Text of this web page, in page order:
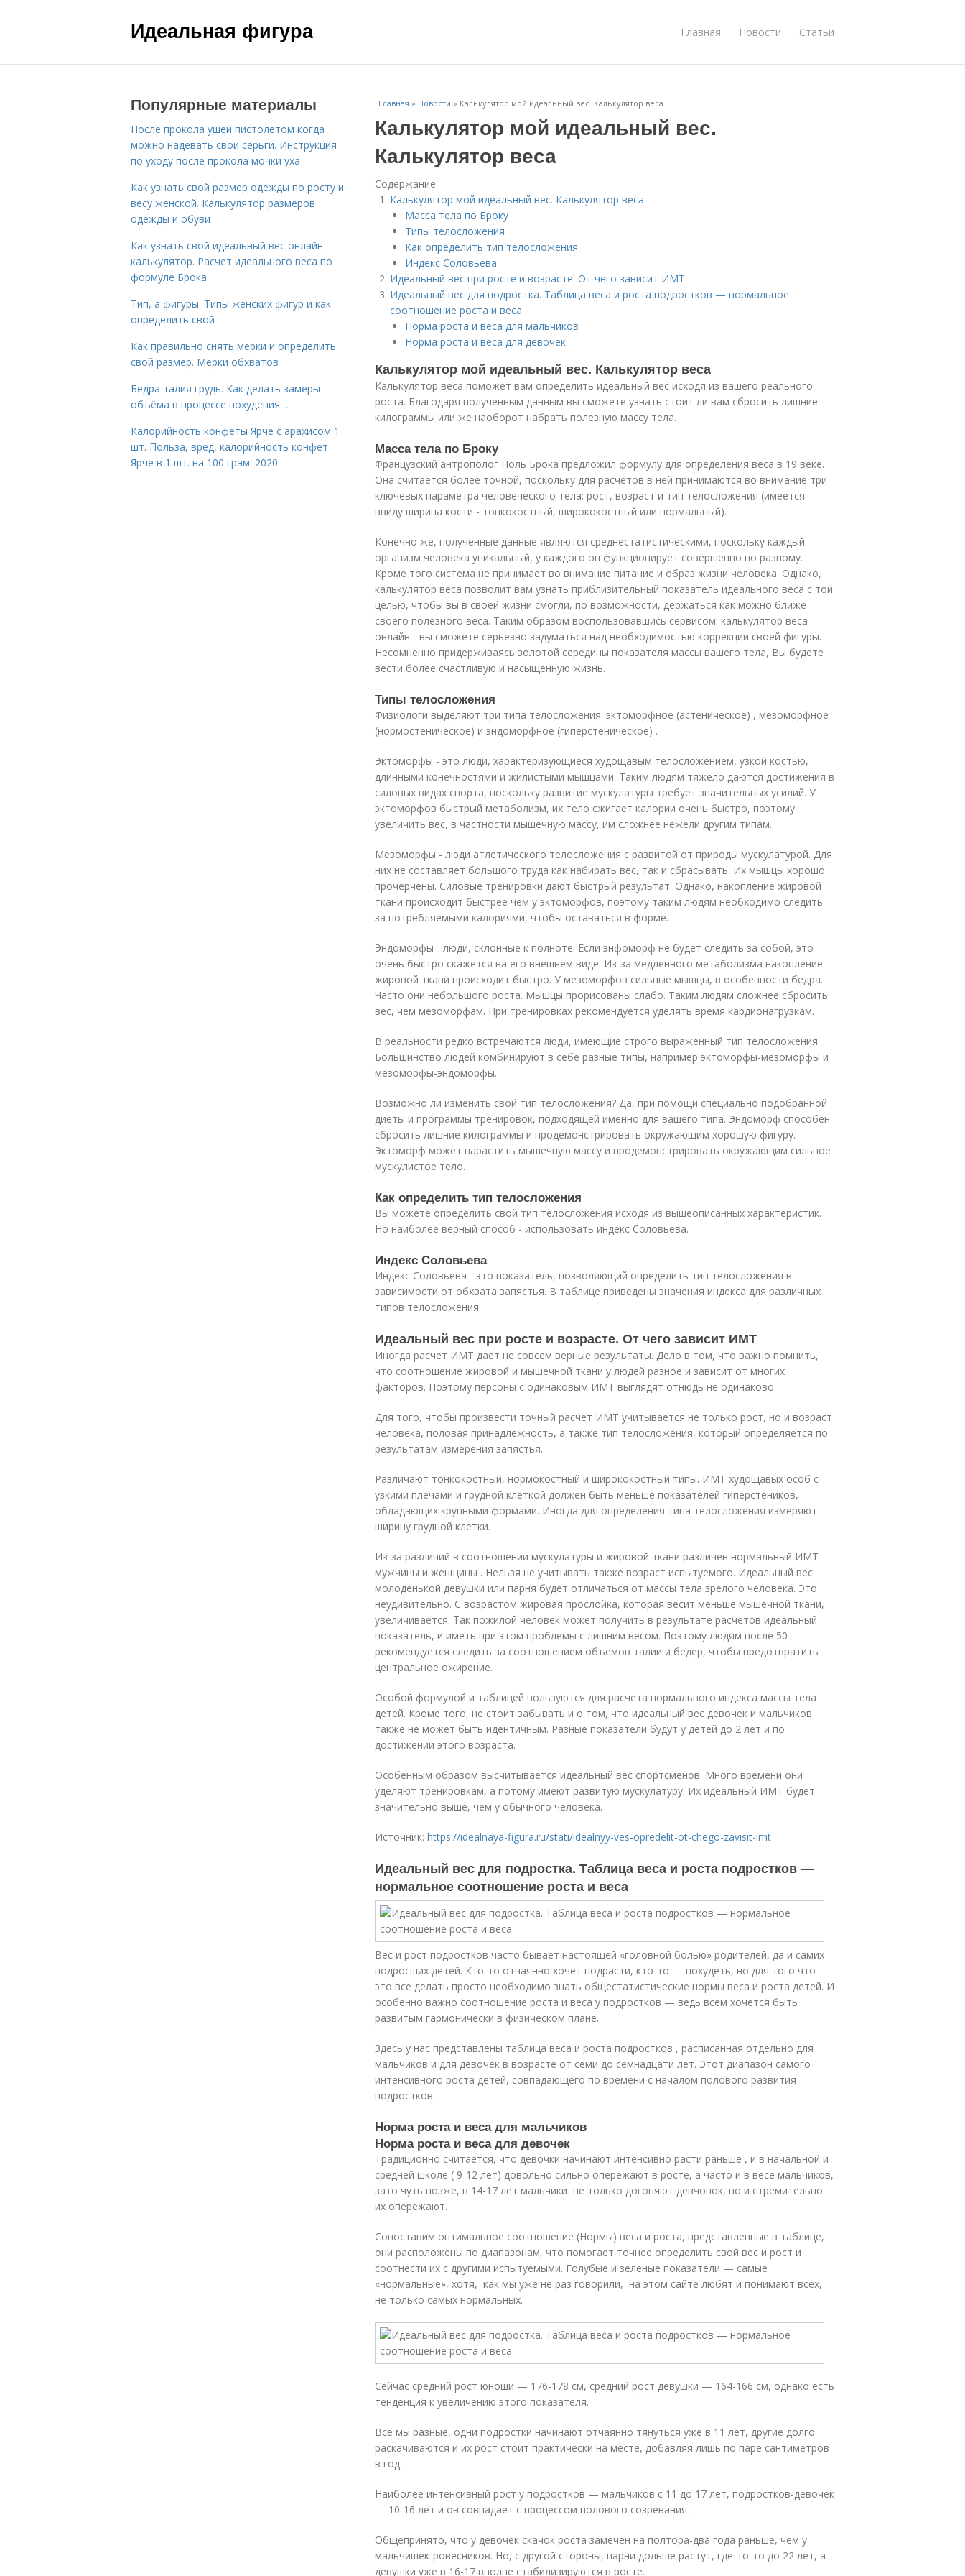
Идеальная фигура Главная Новости Статьи
Главная » Новости » Калькулятор мой идеальный вес. Калькулятор веса
Калькулятор мой идеальный вес.
Калькулятор веса
Содержание
Калькулятор мой идеальный вес. Калькулятор веса
Масса тела по Броку
Типы телосложения
Как определить тип телосложения
Индекс Соловьева
Идеальный вес при росте и возрасте. От чего зависит ИМТ
Идеальный вес для подростка. Таблица веса и роста подростков — нормальное
соотношение роста и веса
Норма роста и веса для мальчиков
Норма роста и веса для девочек
Калькулятор мой идеальный вес. Калькулятор веса
Калькулятор веса поможет вам определить идеальный вес исходя из вашего реального
роста. Благодаря полученным данным вы сможете узнать стоит ли вам сбросить лишние
килограммы или же наоборот набрать полезную массу тела.
Масса тела по Броку
Французский антрополог Поль Брока предложил формулу для определения веса в 19 веке.
Она считается более точной, поскольку для расчетов в ней принимаются во внимание три
ключевых параметра человеческого тела: рост, возраст и тип телосложения (имеется
ввиду ширина кости - тонкокостный, ширококостный или нормальный).
Конечно же, полученные данные являются среднестатистическими, поскольку каждый
организм человека уникальный, у каждого он функционирует совершенно по разному.
Кроме того система не принимает во внимание питание и образ жизни человека. Однако,
калькулятор веса позволит вам узнать приблизительный показатель идеального веса с той
целью, чтобы вы в своей жизни смогли, по возможности, держаться как можно ближе
своего полезного веса. Таким образом воспользовавшись сервисом: калькулятор веса
онлайн - вы сможете серьезно задуматься над необходимостью коррекции своей фигуры.
Несомненно придерживаясь золотой середины показателя массы вашего тела, Вы будете
вести более счастливую и насыщенную жизнь.
Типы телосложения
Физиологи выделяют три типа телосложения: эктоморфное (астеническое) , мезоморфное
(нормостеническое) и эндоморфное (гиперстеническое) .
Эктоморфы - это люди, характеризующиеся худощавым телосложением, узкой костью,
длинными конечностями и жилистыми мышцами. Таким людям тяжело даются достижения в
силовых видах спорта, поскольку развитие мускулатуры требует значительных усилий. У
эктоморфов быстрый метаболизм, их тело сжигает калории очень быстро, поэтому
увеличить вес, в частности мышечную массу, им сложнее нежели другим типам.
Мезоморфы - люди атлетического телосложения с развитой от природы мускулатурой. Для
них не составляет большого труда как набирать вес, так и сбрасывать. Их мышцы хорошо
прочерчены. Силовые тренировки дают быстрый результат. Однако, накопление жировой
ткани происходит быстрее чем у эктоморфов, поэтому таким людям необходимо следить
за потребляемыми калориями, чтобы оставаться в форме.
Эндоморфы - люди, склонные к полноте. Если энфоморф не будет следить за собой, это
очень быстро скажется на его внешнем виде. Из-за медленного метаболизма накопление
жировой ткани происходит быстро. У мезоморфов сильные мышцы, в особенности бедра.
Часто они небольшого роста. Мышцы прорисованы слабо. Таким людям сложнее сбросить
вес, чем мезоморфам. При тренировках рекомендуется уделять время кардионагрузкам.
В реальности редко встречаются люди, имеющие строго выраженный тип телосложения.
Большинство людей комбинируют в себе разные типы, например эктоморфы-мезоморфы и
мезоморфы-эндоморфы.
Возможно ли изменить свой тип телосложения? Да, при помощи специально подобранной
диеты и программы тренировок, подходящей именно для вашего типа. Эндоморф способен
сбросить лишние килограммы и продемонстрировать окружающим хорошую фигуру.
Эктоморф может нарастить мышечную массу и продемонстрировать окружающим сильное
мускулистое тело.
Как определить тип телосложения
Вы можете определить свой тип телосложения исходя из вышеописанных характеристик.
Но наиболее верный способ - использовать индекс Соловьева.
Индекс Соловьева
Индекс Соловьева - это показатель, позволяющий определить тип телосложения в
зависимости от обхвата запястья. В таблице приведены значения индекса для различных
типов телосложения.
Идеальный вес при росте и возрасте. От чего зависит ИМТ
Иногда расчет ИМТ дает не совсем верные результаты. Дело в том, что важно помнить,
что соотношение жировой и мышечной ткани у людей разное и зависит от многих
факторов. Поэтому персоны с одинаковым ИМТ выглядят отнюдь не одинаково.
Для того, чтобы произвести точный расчет ИМТ учитывается не только рост, но и возраст
человека, половая принадлежность, а также тип телосложения, который определяется по
результатам измерения запястья.
Различают тонкокостный, нормокостный и ширококостный типы. ИМТ худощавых особ с
узкими плечами и грудной клеткой должен быть меньше показателей гиперстеников,
обладающих крупными формами. Иногда для определения типа телосложения измеряют
ширину грудной клетки.
Из-за различий в соотношении мускулатуры и жировой ткани различен нормальный ИМТ
мужчины и женщины . Нельзя не учитывать также возраст испытуемого. Идеальный вес
молоденькой девушки или парня будет отличаться от массы тела зрелого человека. Это
неудивительно. С возрастом жировая прослойка, которая весит меньше мышечной ткани,
увеличивается. Так пожилой человек может получить в результате расчетов идеальный
показатель, и иметь при этом проблемы с лишним весом. Поэтому людям после 50
рекомендуется следить за соотношением объемов талии и бедер, чтобы предотвратить
центральное ожирение.
Особой формулой и таблицей пользуются для расчета нормального индекса массы тела
детей. Кроме того, не стоит забывать и о том, что идеальный вес девочек и мальчиков
также не может быть идентичным. Разные показатели будут у детей до 2 лет и по
достижении этого возраста.
Особенным образом высчитывается идеальный вес спортсменов. Много времени они
уделяют тренировкам, а потому имеют развитую мускулатуру. Их идеальный ИМТ будет
значительно выше, чем у обычного человека.
Источник: https://idealnaya-figura.ru/stati/idealnyy-ves-opredelit-ot-chego-zavisit-imt
Идеальный вес для подростка. Таблица веса и роста подростков —
нормальное соотношение роста и веса
Вес и рост подростков часто бывает настоящей «головной болью» родителей, да и самих
подросших детей. Кто-то отчаянно хочет подрасти, кто-то — похудеть, но для того что
это все делать просто необходимо знать общестатистические нормы веса и роста детей. И
особенно важно соотношение роста и веса у подростков — ведь всем хочется быть
развитым гармонически в физическом плане.
Здесь у нас представлены таблица веса и роста подростков , расписанная отдельно для
мальчиков и для девочек в возрасте от семи до семнадцати лет. Этот диапазон самого
интенсивного роста детей, совпадающего по времени с началом полового развития
подростков .
Норма роста и веса для мальчиков
Норма роста и веса для девочек
Традиционно считается, что девочки начинают интенсивно расти раньше , и в начальной и
средней школе ( 9-12 лет) довольно сильно опережают в росте, а часто и в весе мальчиков,
зато чуть позже, в 14-17 лет мальчики не только догоняют девчонок, но и стремительно
их опережают.
Сопоставим оптимальное соотношение (Нормы) веса и роста, представленные в таблице,
они расположены по диапазонам, что помогает точнее определить свой вес и рост и
соотнести их с другими испытуемыми. Голубые и зеленые показатели — самые
«нормальные», хотя, как мы уже не раз говорили, на этом сайте любят и понимают всех,
не только самых нормальных.
Сейчас средний рост юноши — 176-178 см, средний рост девушки — 164-166 см, однако есть
тенденция к увеличению этого показателя.
Все мы разные, одни подростки начинают отчаянно тянуться уже в 11 лет, другие долго
раскачиваются и их рост стоит практически на месте, добавляя лишь по паре сантиметров
в год.
Наиболее интенсивный рост у подростков — мальчиков с 11 до 17 лет, подростков-девочек
— 10-16 лет и он совпадает с процессом полового созревания .
Общепринято, что у девочек скачок роста замечен на полтора-два года раньше, чем у
мальчишек-ровесников. Но, с другой стороны, парни дольше растут, где-то-то до 22 лет, а
девушки уже в 16-17 вполне стабилизируются в росте.
Популярные материалы
После прокола ушей пистолетом когда
можно надевать свои серьги. Инструкция
по уходу после прокола мочки уха
Как узнать свой размер одежды по росту и
весу женской. Калькулятор размеров
одежды и обуви
Как узнать свой идеальный вес онлайн
калькулятор. Расчет идеального веса по
формуле Брока
Тип, а фигуры. Типы женских фигур и как
определить свой
Как правильно снять мерки и определить
свой размер. Мерки обхватов
Бедра талия грудь. Как делать замеры
объёма в процессе похудения…
Калорийность конфеты Ярче с арахисом 1
шт. Польза, вред, калорийность конфет
Ярче в 1 шт. на 100 грам. 2020